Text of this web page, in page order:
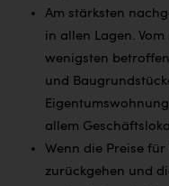
Orlen
Passage Linz
PÜSPÖK
REMAX
RE/MAX Welcome
Am stärksten
in allen Lagen.
wenigsten
und
allem
Wenn die Preise
zurückgehen und